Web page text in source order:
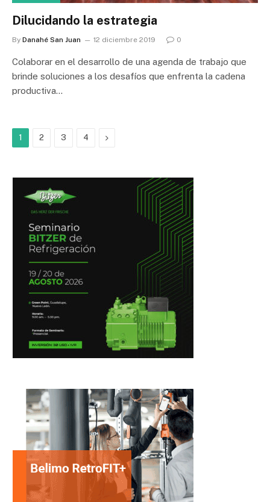
Dilucidando la estrategia
By Danahé San Juan 12 diciembre 2019 0
Colaborar en el desarrollo de una agenda de trabajo que
brinde soluciones a los desafíos que enfrenta la cadena
productiva…
1 2 3 4 Next